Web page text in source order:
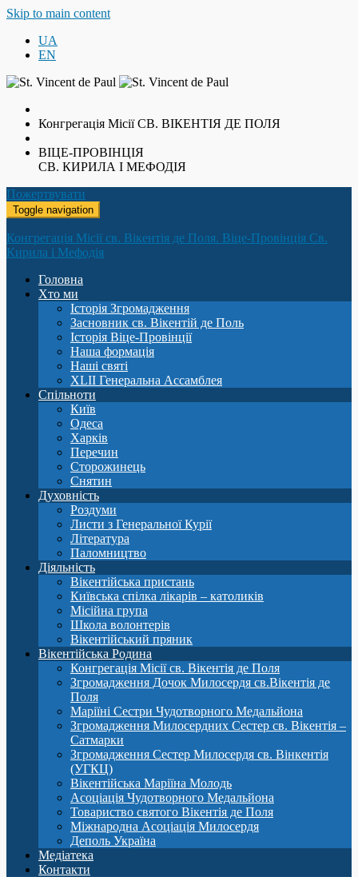
Skip to main content
UA
EN
Конгрегація МісіїСВ. ВІКЕНТІЯ ДЕ ПОЛЯ
ВІЦЕ-ПРОВІНЦІЯ
СВ. КИРИЛА І МЕФОДІЯ
Пожертвувати
Toggle navigation
Конгрегація Місії св. Вікентія де Поля. Віце-Провінція Св.
Кирила і Мефодія
Головна
Хто ми
Історія Згромадження
Засновник св. Вікентій де Поль
Історія Віце-Провінції
Наша формація
Наші святі
XLII Генеральна Ассамблея
Спільноти
Київ
Одеса
Харків
Перечин
Сторожинець
Снятин
Духовність
Роздуми
Листи з Генеральної Курії
Література
Паломництво
Діяльність
Вікентійська пристань
Київська спілка лікарів – католиків
Місійна група
Школа волонтерів
Вікентійський пряник
Вікентійська Родина
Конгрегація Місії св. Вікентія де Поля
Згромадження Дочок Милосердя св.Вікентія де
Поля
Маріїні Сестри Чудотворного Медальйона
Згромадження Милосердних Сестер св. Вікентія –
Сатмарки
Згромадження Сестер Милосердя св. Вінкентія
(УГКЦ)
Вікентійська Маріїна Молодь
Асоціація Чудотворного Медальйона
Товариство святого Вікентія де Поля
Міжнародна Асоціація Милосердя
Деполь Україна
Медіатека
Контакти